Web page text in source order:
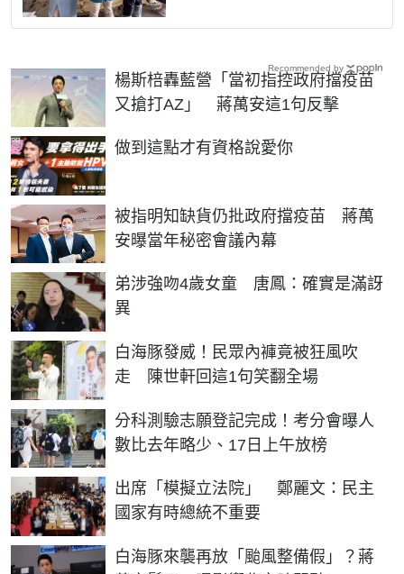
楊斯棓轟藍營「當初指控政府擋疫苗
又搶打AZ」 蔣萬安這1句反擊
做到這點才有資格說愛你
PR
被指明知缺貨仍批政府擋疫苗 蔣萬
安曝當年秘密會議內幕
弟涉強吻4歲女童 唐鳳：確實是滿訝
異
白海豚發威！民眾內褲竟被狂風吹
走 陳世軒回這1句笑翻全場
分科測驗志願登記完成！考分會曝人
數比去年略少、17日上午放榜
出席「模擬立法院」 鄭麗文：民主
國家有時總統不重要
白海豚來襲再放「颱風整備假」？蔣
Recommended by